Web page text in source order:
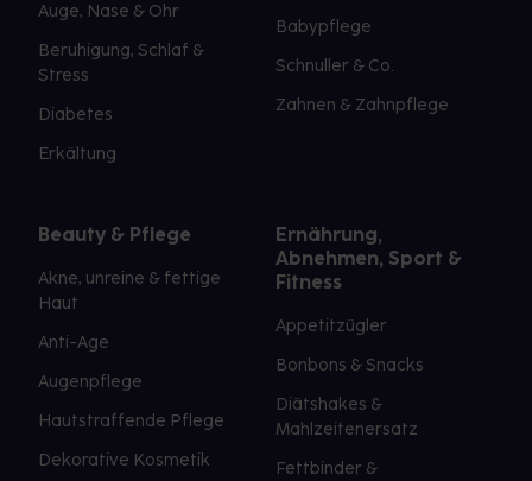
Auge, Nase & Ohr
Beruhigung, Schlaf &
Stress
Diabetes
Erkältung
Babypflege
Schnuller & Co.
Zahnen & Zahnpflege
Beauty & Pflege
Akne, unreine & fettige
Haut
Anti-Age
Augenpflege
Hautstraffende Pflege
Dekorative Kosmetik
Ernährung,
Abnehmen, Sport &
Fitness
Appetitzügler
Bonbons & Snacks
Diätshakes &
Mahlzeitenersatz
Fettbinder &